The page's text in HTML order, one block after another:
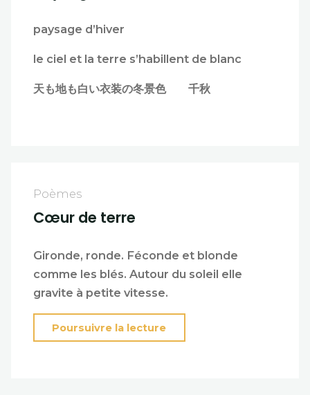
paysage d’hiver
le ciel et la terre s’habillent de blanc
天も地も白い衣装の冬景色 千秋
Poèmes
Cœur de terre
Gironde, ronde. Féconde et blonde
comme les blés. Autour du soleil elle
gravite à petite vitesse.
Poursuivre la lecture